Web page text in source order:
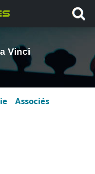
Vinci
Associés